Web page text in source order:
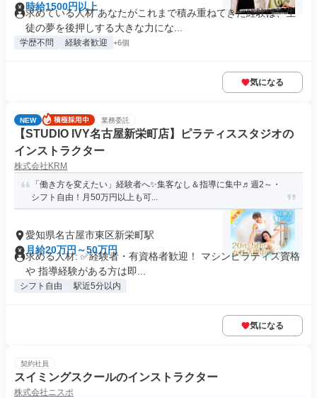
時給1500円以上
求めている人材 あなたがこれまで積み重ねてきた経験は、生
徒の夢を後押しする大きな力にな...
学歴不問 経験者歓迎 +6個
気になる
NEW 業務委託
【STUDIO IVY名古屋新栄町店】ピラティススタジオの
インストラクター
株式会社KRM
「働き方を変えたい」経験者へ✨集客なし＆指導に集中♬週2～・
シフト自由！月50万円以上も可...
愛知県名古屋市東区新栄町駅
月給20万円～50万円
求める人材: ✅経験者・有資格者歓迎！ マシンピラティス資格
や 指導経験がある方は即...
シフト自由 駅近5分以内
気になる
契約社員
スイミングスクールのインストラクター
株式会社ニスポ